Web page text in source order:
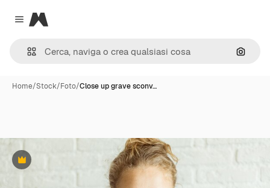
Close menu
Magnific
Cerca
Home/Stock/Foto/Close up grave sconv…
Premium